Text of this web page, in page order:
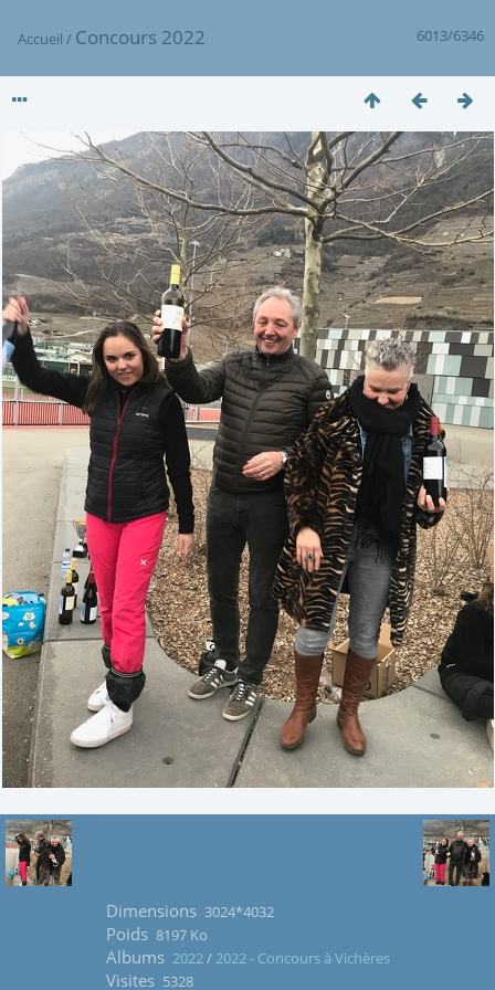
6013/6346
Accueil / Concours 2022
Dimensions 3024*4032
Poids 8197 Ko
Albums 2022/ 2022 - Concours à Vichères
Visites 5328